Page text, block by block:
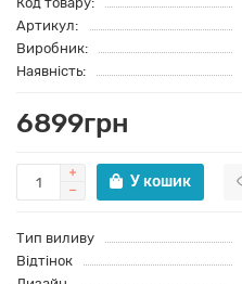
Артикул:
Виробник:
Наявність:
6899грн
У кошик
Тип виливу
Відтінок